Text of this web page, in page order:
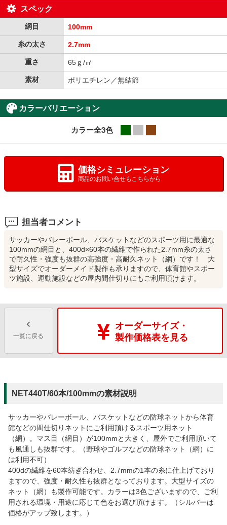
スペック
網目 100mm
糸の太さ 2.7mm
重さ 65ｇ/㎡
素材 ポリエチレン／無結節
カラーバリエーション
カラー全3色
価格シミュレーション
商品のお問い合せもこちらから
担当者コメント
サッカーやバレーボール、バスケットなどのスポーツ用に最適な
100mmの網目と、400d×60本の繊維で作られた2.7mm糸の太さ
で耐久性・強度も抜群の高強度・高耐久ネット（網）です！ 大
型サイズでオーダーメイド製作も承りますので、体育館やスポー
ツ施設、運動施設などの屋内間仕切りにもご利用頂けます。
一覧に戻る
オーダーサイズ・
製作価格表を見る
NET440T/60本/100mmの素材説明
サッカーやバレーボール、バスケットなどの防球ネットから体育
館などの間仕切りネットにご利用頂けるスポーツ用ネット
（網）。マス目（網目）が100mmと大きく、屋外でご利用頂いて
も風通しも抜群です。（野球やゴルフなどの防球ネット（網）に
は利用不可）
400dの繊維を60本紡ぎ合わせ、2.7mmの1本の糸に仕上げており
ますので、強度・耐久性も抜群となっております。大型サイズの
ネット（網）も製作可能です。カラーは3色ございますので、ご利
用される環境・用途に応じて色をお選び頂けます。（シルバーは
価格がアップ致します。）